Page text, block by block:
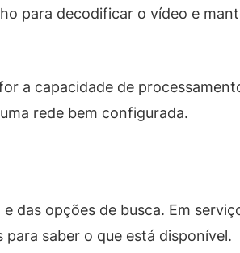
para decodificar o vídeo e
a capacidade de
rede bem configurada.
das opções de busca. Em
saber o que está disponível.